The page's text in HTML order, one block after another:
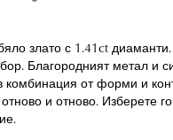
злато с 1.41ct
Благородният метал и
комбинация от форми и
и отново. Изберете